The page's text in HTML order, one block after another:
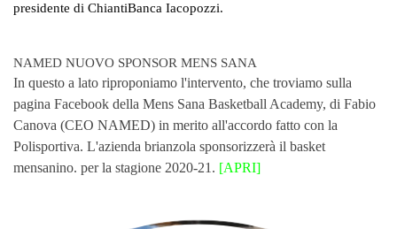
presidente di ChiantiBanca Iacopozzi.
NAMED NUOVO SPONSOR MENS SANA
In questo a lato riproponiamo l'intervento, che troviamo sulla
pagina Facebook della Mens Sana Basketball Academy, di Fabio
Canova (CEO NAMED) in merito all'accordo fatto con la
Polisportiva. L'azienda brianzola sponsorizzerà il basket
mensanino. per la stagione 2020-21. [APRI]